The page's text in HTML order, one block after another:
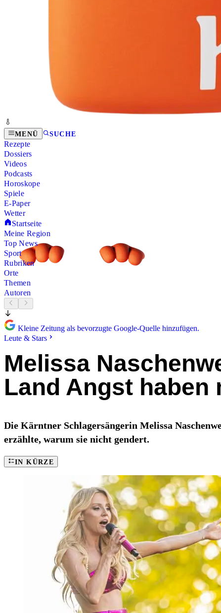
MENÜ SUCHE
Rezepte
Dossiers
Videos
Podcasts
Horoskope
Spiele
E-Paper
Wetter
Startseite
Meine Region
Top News
Sport
Rubriken
Orte
Themen
Autoren
Kleine Zeitung als bevorzugte Google-Quelle hinzufügen.
Leute & Stars
Melissa
Land Angst haben
Die Kärntner Schlagersängerin Melissa
erzählte, warum sie nicht gendert.
IN KÜRZE